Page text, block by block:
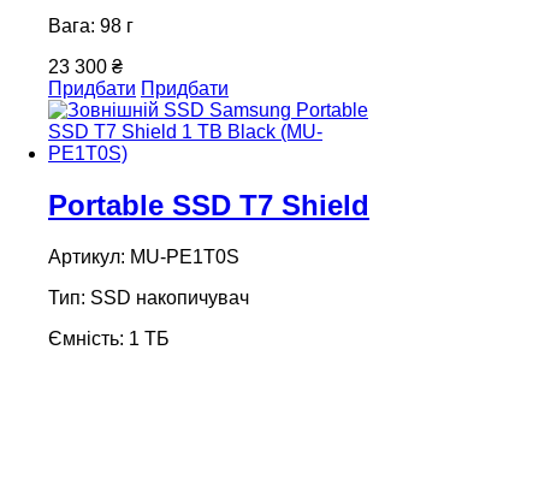
Вага: 98 г
23 300 ₴
Придбати Придбати
Portable SSD T7 Shield
Артикул: MU-PE1T0S
Тип: SSD накопичувач
Ємність: 1 ТБ